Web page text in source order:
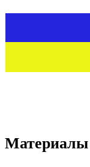
Материалы